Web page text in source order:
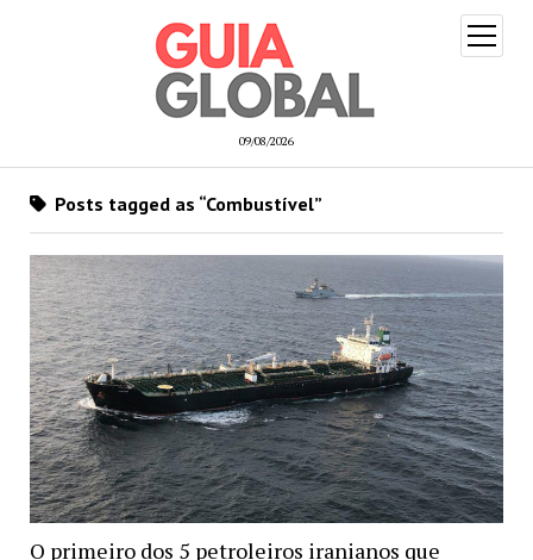
09/08/2026
open
menu
Posts tagged as “Combustível”
O primeiro dos 5 petroleiros iranianos que